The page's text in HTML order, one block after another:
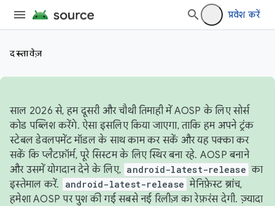
प्रवेश करें
दस्तावेज़
साल 2026 से, हम दूसरी और चौथी तिमाही में AOSP के लिए सोर्स
कोड पब्लिश करेंगे. ऐसा इसलिए किया जाएगा, ताकि हम अपने ट्रंक
स्टेबल डेवलपमेंट मॉडल के साथ काम कर सकें और यह पक्का कर
सकें कि प्लैटफ़ॉर्म, पूरे सिस्टम के लिए स्थिर बना रहे. AOSP बनाने
और उसमें योगदान देने के लिए, android-latest-release का
इस्तेमाल करें.
android-latest-release मेनिफ़ेस्ट ब्रांच,
हमेशा AOSP पर पुश की गई सबसे नई रिलीज़ का रेफ़रंस देगी. ज़्यादा